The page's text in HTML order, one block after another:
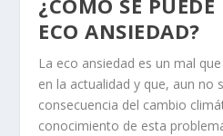
ECO ANSIEDAD?
La eco ansiedad es un mal
en la actualidad y que, aun no
consecuencia del cambio
conocimiento de esta